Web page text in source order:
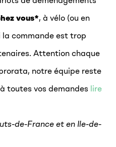
vous*, à vélo (ou en
commande est trop
Attention chaque
notre équipe reste
toutes vos demandes lire
de-France et en Ile-de-